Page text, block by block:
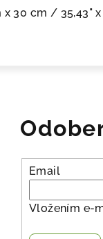
30 cm / 35,43" x
Email
Vložením e-